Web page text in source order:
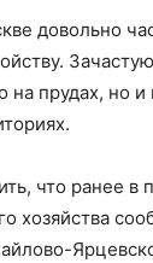
довольно
на прудах, но и
что ранее в
хозяйства